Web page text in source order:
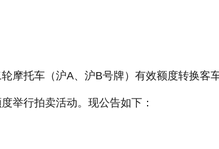
托车（沪A、沪B号牌）有效额度转换客
举行拍卖活动。现公告如下：